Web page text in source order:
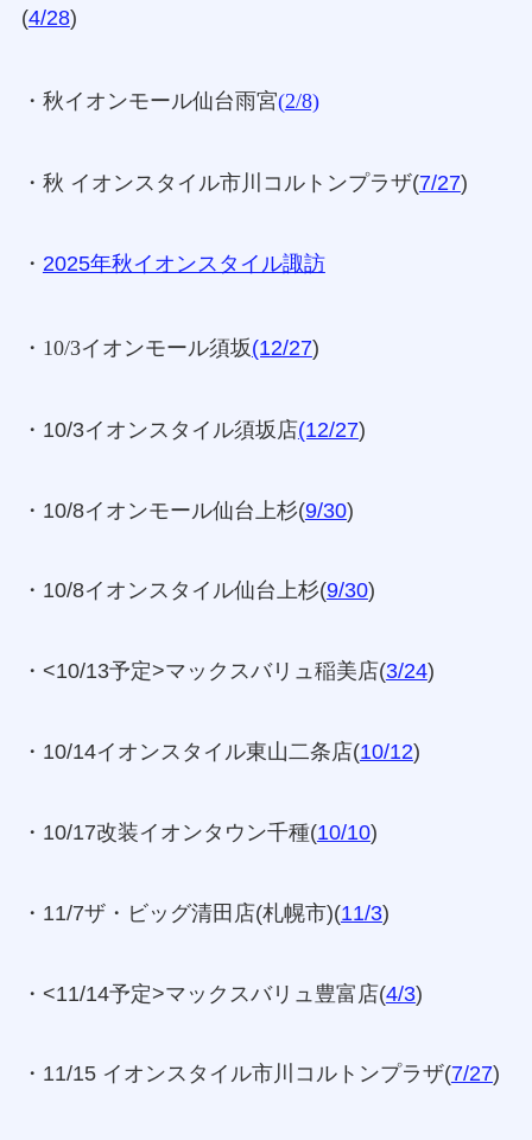
(4/28)
・秋イオンモール仙台雨宮(2/8)
・秋 イオンスタイル市川コルトンプラザ(7/27)
・ 2025年秋イオンスタイル諏訪
・10/3イオンモール須坂(12/27)
・10/3イオンスタイル須坂店(12/27)
・10/8イオンモール仙台上杉(9/30)
・10/8イオンスタイル仙台上杉(9/30)
・<10/13予定>マックスバリュ稲美店(3/24)
・10/14イオンスタイル東山二条店(10/12)
・10/17改装イオンタウン千種(10/10)
・11/7ザ・ビッグ清田店(札幌市)(11/3)
・<11/14予定>マックスバリュ豊富店(4/3)
・11/15 イオンスタイル市川コルトンプラザ(7/27)